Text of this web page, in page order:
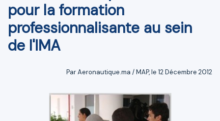
pour la formation
professionnalisante au sein
de l'IMA
Par Aeronautique.ma / MAP, le 12 Décembre 2012